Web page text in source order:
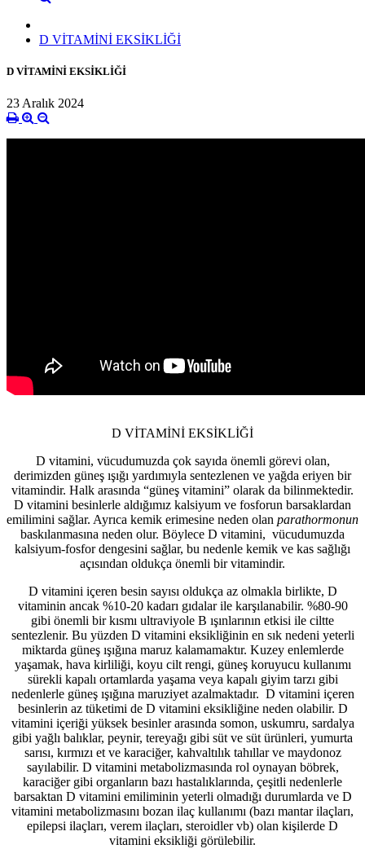
D VİTAMİNİ EKSİKLİĞİ
D VİTAMİNİ EKSİKLİĞİ
23 Aralık 2024
D VİTAMİNİ EKSİKLİĞİ
D vitamini, vücudumuzda çok sayıda önemli görevi olan,
derimizden güneş ışığı yardımıyla sentezlenen ve yağda eriyen bir
vitamindir. Halk arasında “güneş vitamini” olarak da bilinmektedir.
D vitamini besinlerle aldığımız kalsiyum ve fosforun barsaklardan
emilimini sağlar. Ayrıca kemik erimesine neden olan parathormonun
baskılanmasına neden olur. Böylece D vitamini, vücudumuzda
kalsiyum-fosfor dengesini sağlar, bu nedenle kemik ve kas sağlığı
açısından oldukça önemli bir vitamindir.
D vitamini içeren besin sayısı oldukça az olmakla birlikte, D
vitaminin ancak %10-20 kadarı gıdalar ile karşılanabilir. %80-90
gibi önemli bir kısmı ultraviyole B ışınlarının etkisi ile ciltte
sentezlenir. Bu yüzden D vitamini eksikliğinin en sık nedeni yeterli
miktarda güneş ışığına maruz kalamamaktır. Kuzey enlemlerde
yaşamak, hava kirliliği, koyu cilt rengi, güneş koruyucu kullanımı
sürekli kapalı ortamlarda yaşama veya kapalı giyim tarzı gibi
nedenlerle güneş ışığına maruziyet azalmaktadır. D vitamini içeren
besinlerin az tüketimi de D vitamini eksikliğine neden olabilir. D
vitamini içeriği yüksek besinler arasında somon, uskumru, sardalya
gibi yağlı balıklar, peynir, tereyağı gibi süt ve süt ürünleri, yumurta
sarısı, kırmızı et ve karaciğer, kahvaltılık tahıllar ve maydonoz
sayılabilir. D vitamini metabolizmasında rol oynayan böbrek,
karaciğer gibi organların bazı hastalıklarında, çeşitli nedenlerle
barsaktan D vitamini emiliminin yeterli olmadığı durumlarda ve D
vitamini metabolizmasını bozan ilaç kullanımı (bazı mantar ilaçları,
epilepsi ilaçları, verem ilaçları, steroidler vb) olan kişilerde D
vitamini eksikliği görülebilir.